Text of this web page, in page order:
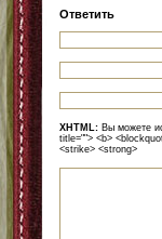
Ответить
XHTML: Вы можете
title=""> <b>
<strike> <strong>